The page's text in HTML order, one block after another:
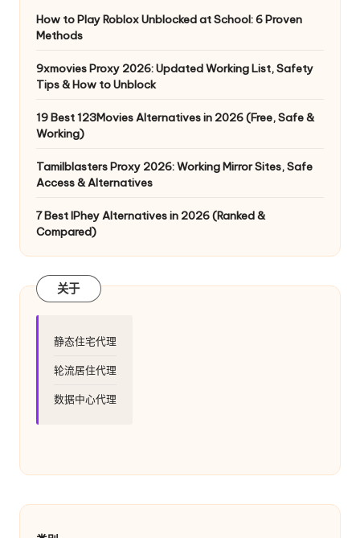
How to Play Roblox Unblocked at School: 6 Proven
Methods
9xmovies Proxy 2026: Updated Working List, Safety
Tips & How to Unblock
19 Best 123Movies Alternatives in 2026 (Free, Safe &
Working)
Tamilblasters Proxy 2026: Working Mirror Sites, Safe
Access & Alternatives
7 Best IPhey Alternatives in 2026 (Ranked &
Compared)
关于
静态住宅代理
轮流居住代理
数据中心代理